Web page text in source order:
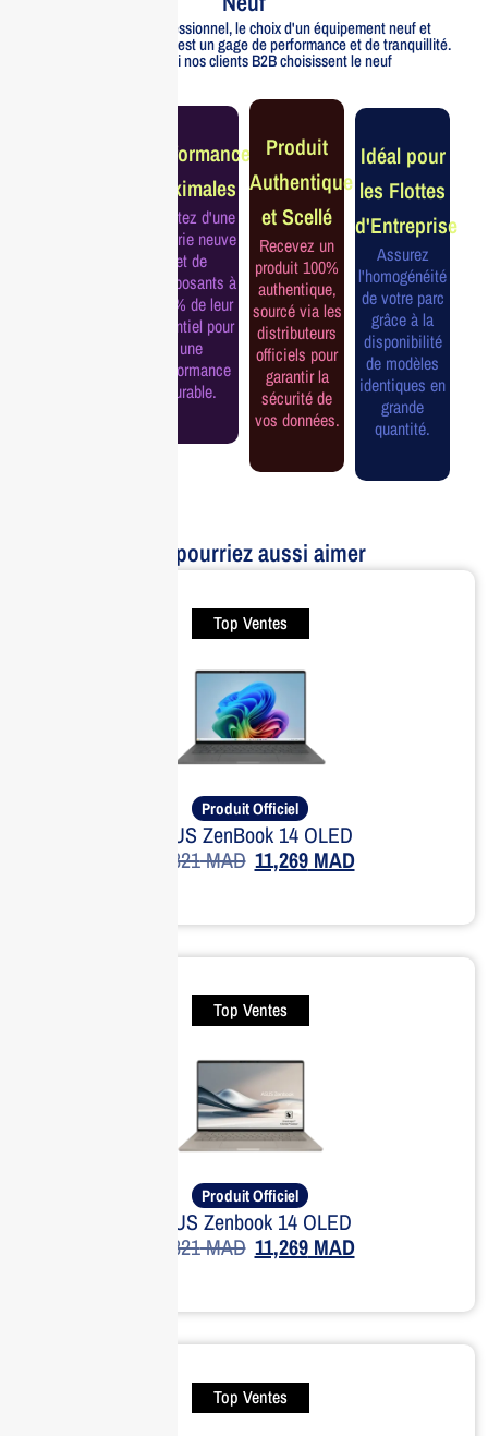
Pour un usage professionnel, le choix d'un équipement neuf et
officiellement distribué est un gage de performance et de tranquillité.
Voici pourquoi nos clients B2B choisissent le neuf
Performance
Maximales
Profitez d'une
batterie neuve
et de
composants à
100% de leur
potentiel pour
une
performance
durable.
Produit
Authentique
et Scellé
Recevez un
produit 100%
authentique,
sourcé via les
distributeurs
officiels pour
garantir la
sécurité de
vos données.
Idéal pour
les Flottes
d'Entreprise
Assurez
l'homogénéité
de votre parc
grâce à la
disponibilité
de modèles
identiques en
grande
quantité.
Vous pourriez aussi aimer
Top Ventes
Produit Officiel
ASUS ZenBook 14 OLED
14,821MAD 11,269MAD
Top Ventes
Produit Officiel
ASUS Zenbook 14 OLED
14,821MAD 11,269MAD
Top Ventes